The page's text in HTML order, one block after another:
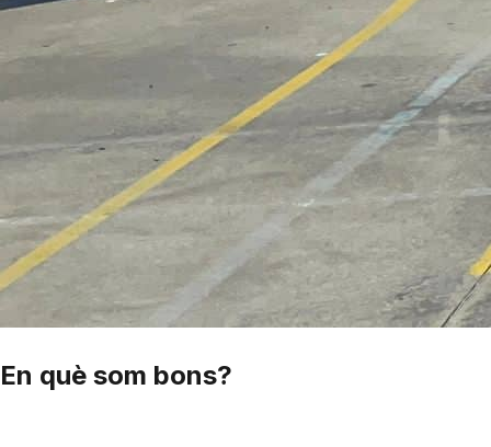
En què som bons?